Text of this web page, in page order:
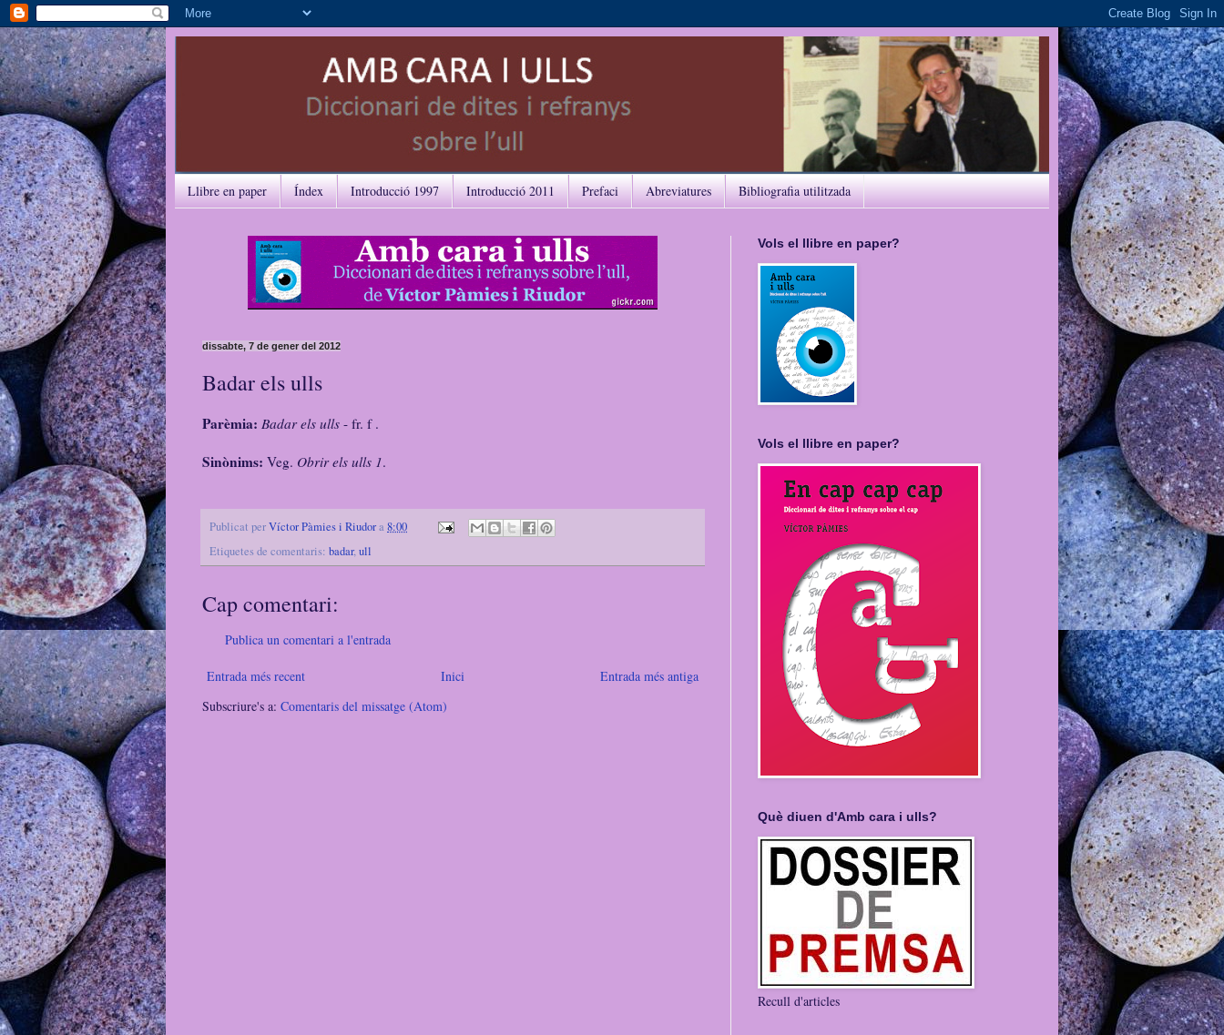
Llibre en paper Índex Introducció 1997 Introducció 2011 Prefaci Abreviatures Bibliografia utilitzada
dissabte, 7 de gener del 2012
Badar els ulls
Parèmia: Badar els ulls - fr. f .
Sinònims: Veg. Obrir els ulls 1.
Publicat perVíctor Pàmies i Riudora8:00
Etiquetes de comentaris: badar,ull
Cap comentari:
Publica un comentari a l'entrada
Entrada més recent Entrada més antiga
Inici
Subscriure's a: Comentaris del missatge (Atom)
Vols el llibre en paper?
Vols el llibre en paper?
Què diuen d'Amb cara i ulls?
Recull d'articles